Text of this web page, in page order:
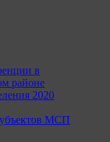
в
районе
2020
МСП